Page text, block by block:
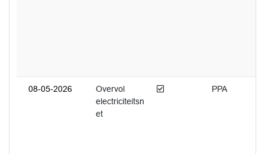
08-05-2026
Overvol
electriciteitsn
et
Afgedaan PPA